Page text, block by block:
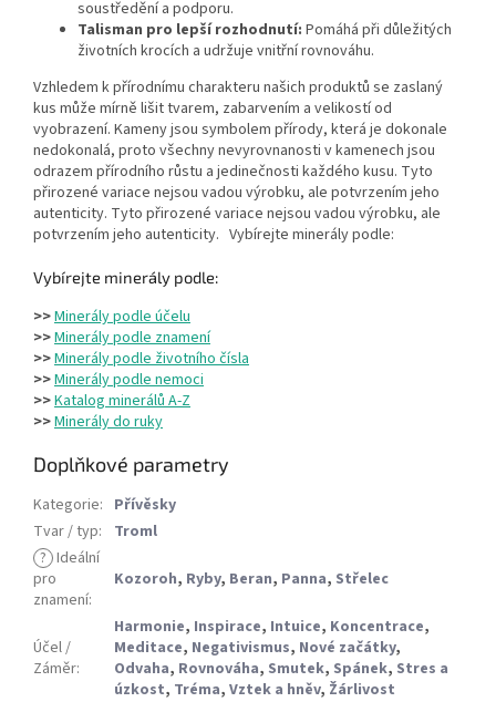
soustředění a podporu.
Talisman pro lepší rozhodnutí: Pomáhá při důležitých
životních krocích a udržuje vnitřní rovnováhu.
Vzhledem k přírodnímu charakteru našich produktů se zaslaný
kus může mírně lišit tvarem, zabarvením a velikostí od
vyobrazení. Kameny jsou symbolem přírody, která je dokonale
nedokonalá, proto všechny nevyrovnanosti v kamenech jsou
odrazem přírodního růstu a jedinečnosti každého kusu. Tyto
přirozené variace nejsou vadou výrobku, ale potvrzením jeho
autenticity. Tyto přirozené variace nejsou vadou výrobku, ale
potvrzením jeho autenticity. Vybírejte minerály podle:
Vybírejte minerály podle:
>>Minerály podle účelu
>>Minerály podle znamení
>>Minerály podle životního čísla
>>Minerály podle nemoci
>>Katalog minerálů A-Z
>>Minerály do ruky
Doplňkové parametry
Kategorie: Přívěsky
Tvar / typ:
Troml
? Ideální
pro
znamení:
Kozoroh, Ryby, Beran, Panna, Střelec
Účel /
Záměr:
Harmonie, Inspirace, Intuice, Koncentrace,
Meditace, Negativismus, Nové začátky,
Odvaha, Rovnováha, Smutek, Spánek, Stres a
úzkost, Tréma, Vztek a hněv, Žárlivost